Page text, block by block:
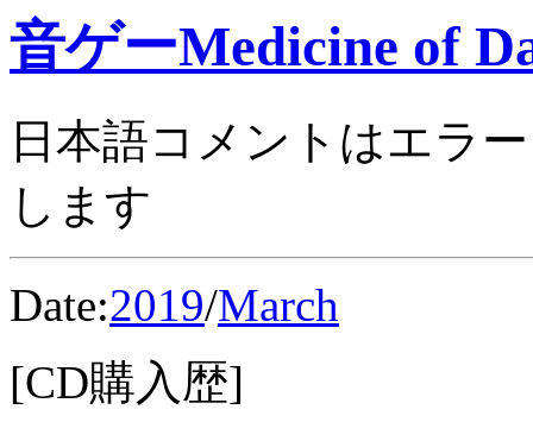
音ゲーMedicine of
日本語コメントはエラ
します
Date:2019/March
[CD購入歴]